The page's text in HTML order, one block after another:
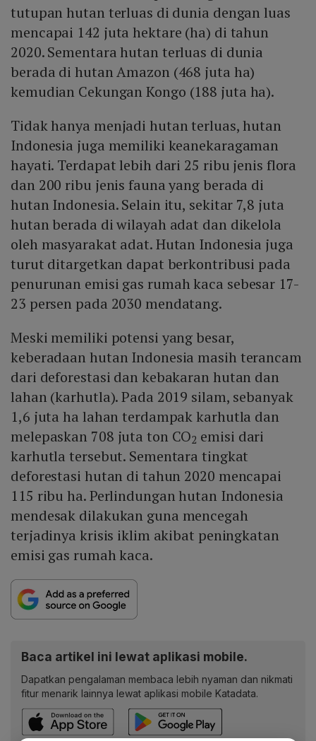
tutupan hutan terluas di dunia dengan luas
mencapai 142 juta hektare (ha) di tahun
2020. Sementara hutan terluas di dunia
berada di hutan Amazon (468 juta ha)
kemudian Cekungan Kongo (188 juta ha).
Tidak hanya menjadi hutan terluas, hutan
Indonesia juga memiliki keanekaragaman
hayati. Terdapat lebih dari 25 ribu jenis flora
dan 200 ribu jenis fauna yang berada di
hutan Indonesia. Selain itu, sekitar 7,8 juta
hutan berada di wilayah adat dan dikelola
oleh masyarakat adat. Hutan Indonesia juga
turut ditargetkan dapat berkontribusi pada
penurunan emisi gas rumah kaca sebesar 17-
23 persen pada 2030 mendatang.
Meski memiliki potensi yang besar,
keberadaan hutan Indonesia masih terancam
dari deforestasi dan kebakaran hutan dan
lahan (karhutla). Pada 2019 silam, sebanyak
1,6 juta ha lahan terdampak karhutla dan
melepaskan 708 juta ton CO2 emisi dari
karhutla tersebut. Sementara tingkat
deforestasi hutan di tahun 2020 mencapai
115 ribu ha. Perlindungan hutan Indonesia
mendesak dilakukan guna mencegah
terjadinya krisis iklim akibat peningkatan
emisi gas rumah kaca.
Baca artikel ini lewat aplikasi mobile.
Dapatkan pengalaman membaca lebih nyaman dan nikmati
fitur menarik lainnya lewat aplikasi mobile Katadata.